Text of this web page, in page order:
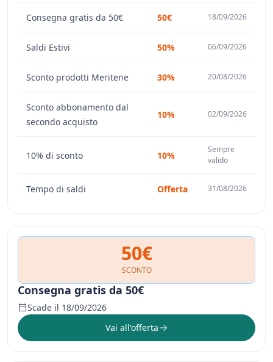
Consegna gratis da 50€ 50€ 18/09/2026
Saldi Estivi 50% 06/09/2026
Sconto prodotti Meritene 30% 20/08/2026
Sconto abbonamento dal
secondo acquisto
10% 02/09/2026
10% di sconto 10%
Sempre
valido
Tempo di saldi Offerta 31/08/2026
50€
SCONTO
Consegna gratis da 50€
Scade il 18/09/2026
Vai all'offerta